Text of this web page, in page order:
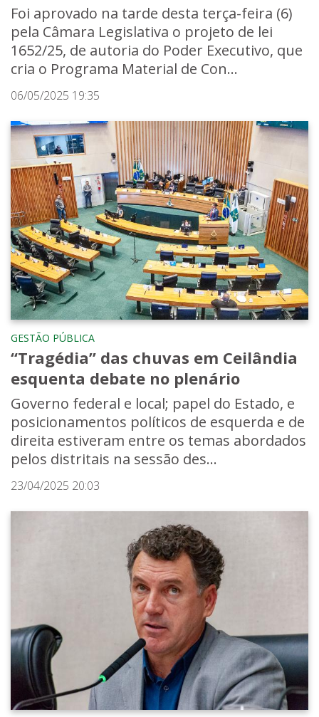
Foi aprovado na tarde desta terça-feira (6)
pela Câmara Legislativa o projeto de lei
1652/25, de autoria do Poder Executivo, que
cria o Programa Material de Con...
06/05/2025 19:35
GESTÃO PÚBLICA
“Tragédia” das chuvas em Ceilândia
esquenta debate no plenário
Governo federal e local; papel do Estado, e
posicionamentos políticos de esquerda e de
direita estiveram entre os temas abordados
pelos distritais na sessão des...
23/04/2025 20:03